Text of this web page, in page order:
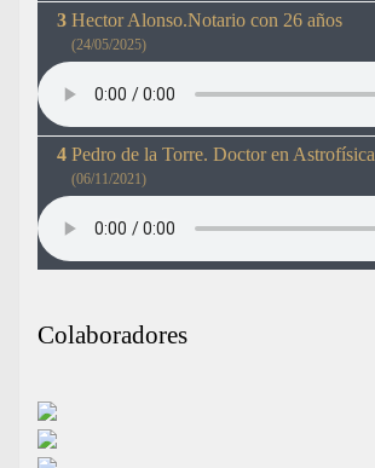
Hector Alonso.Notario con 26 años
(24/05/2025)
Pedro de la Torre. Doctor en Astrofísica
(06/11/2021)
Colaboradores